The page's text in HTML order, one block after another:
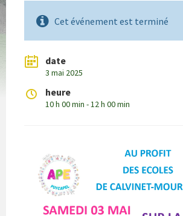
Cet événement est terminé
date
3 mai 2025
heure
10 h 00 min - 12 h 00 min